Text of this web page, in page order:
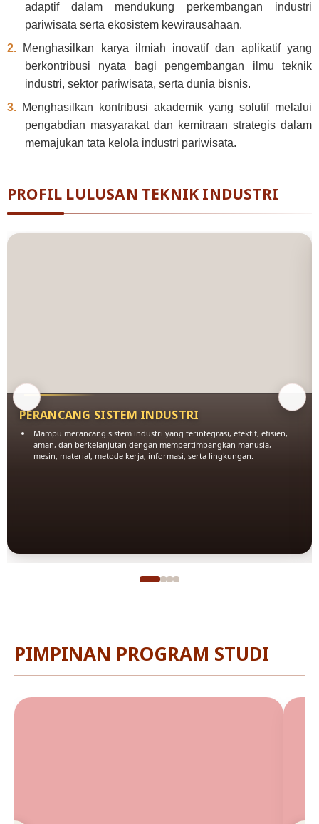
adaptif dalam mendukung perkembangan industri
pariwisata serta ekosistem kewirausahaan.
2. Menghasilkan karya ilmiah inovatif dan aplikatif yang
berkontribusi nyata bagi pengembangan ilmu teknik
industri, sektor pariwisata, serta dunia bisnis.
3. Menghasilkan kontribusi akademik yang solutif melalui
pengabdian masyarakat dan kemitraan strategis dalam
memajukan tata kelola industri pariwisata.
PROFIL LULUSAN TEKNIK INDUSTRI
PERANCANG SISTEM INDUSTRI
Mampu merancang sistem industri yang terintegrasi, efektif, efisien,
aman, dan berkelanjutan dengan mempertimbangkan manusia,
mesin, material, metode kerja, informasi, serta lingkungan.
PIMPINAN PROGRAM STUDI